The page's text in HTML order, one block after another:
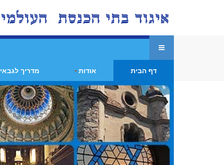
דף הבית אודות מדריך לגבאי